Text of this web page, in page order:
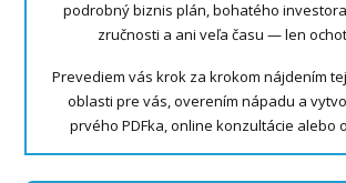
podrobný biznis plán, bohatého
zručnosti a ani veľa času — len
Prevediem vás krok za krokom nájdením
oblasti pre vás, overením nápadu a
prvého PDFka, online konzultácie alebo